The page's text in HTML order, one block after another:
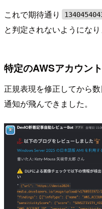
これで期待通り
と判定されないようになり
特定のAWSアカウン
正規表現を修正してから
通知が飛んできました。